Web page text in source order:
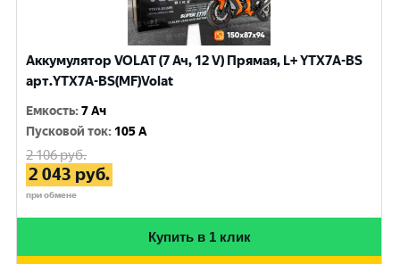
Аккумулятор VOLAT (7 Ач, 12 V) Прямая, L+ YTX7A-BS
арт.YTX7A-BS(MF)Volat
Емкость:7 Ач
Пусковой ток: 105 A
2 106руб.
2 043 руб.
при обмене
Купить в 1 клик